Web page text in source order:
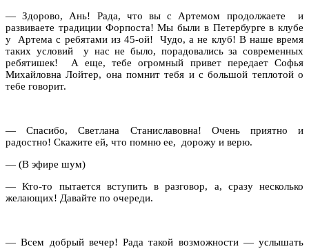
— Здорово, Ань! Рада, что вы с Артемом продолжаете
и
развиваете традиции Форпоста! Мы были в Петербурге в клубе
у
Артема с ребятами из 45-ой!
Чудо, а не клуб! В наше время
таких условий
у нас не было, порадовались за современных
ребятишек!
А еще, тебе огромный привет передает Софья
Михайловна Лойтер, она помнит тебя и с большой теплотой о
тебе говорит.
— Спасибо, Светлана Станиславовна! Очень приятно и
радостно! Скажите ей, что помню ее,
дорожу и верю.
— (В эфире шум)
— Кто-то пытается вступить в разговор, а, сразу несколько
желающих! Давайте по очереди.
— Всем добрый вечер! Рада такой возможности — услышать